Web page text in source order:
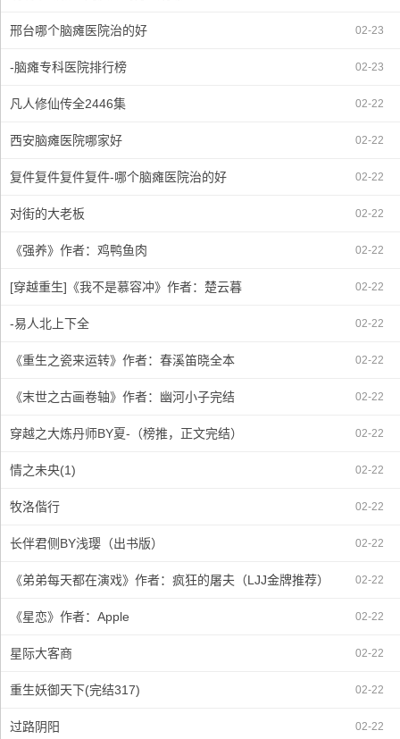
邢台哪个脑瘫医院治的好 02-23
-脑瘫专科医院排行榜 02-23
凡人修仙传全2446集 02-22
西安脑瘫医院哪家好 02-22
复件复件复件复件-哪个脑瘫医院治的好 02-22
对街的大老板 02-22
《强养》作者：鸡鸭鱼肉 02-22
[穿越重生]《我不是慕容冲》作者：楚云暮 02-22
-易人北上下全 02-22
《重生之瓷来运转》作者：春溪笛晓全本 02-22
《末世之古画卷轴》作者：幽河小子完结 02-22
穿越之大炼丹师BY夏-（榜推，正文完结） 02-22
情之未央(1) 02-22
牧洛偕行 02-22
长伴君侧BY浅璎（出书版） 02-22
《弟弟每天都在演戏》作者：疯狂的屠夫（LJJ金牌推荐） 02-22
《星恋》作者：Apple 02-22
星际大客商 02-22
重生妖御天下(完结317) 02-22
过路阴阳 02-22